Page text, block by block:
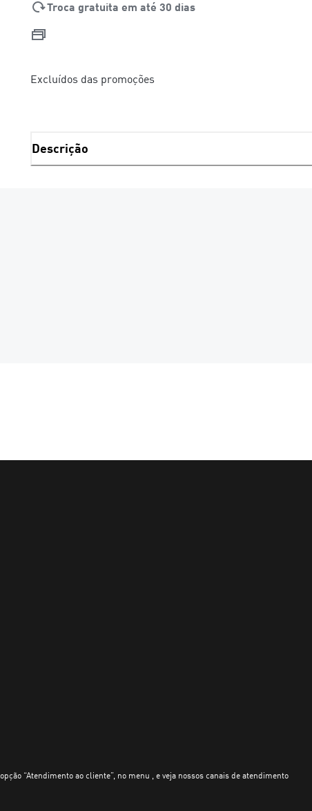
Troca gratuita em até 30 dias
Excluídos das promoções
Descrição
“Atendimento ao cliente”, no menu , e veja nossos canais de atendimento